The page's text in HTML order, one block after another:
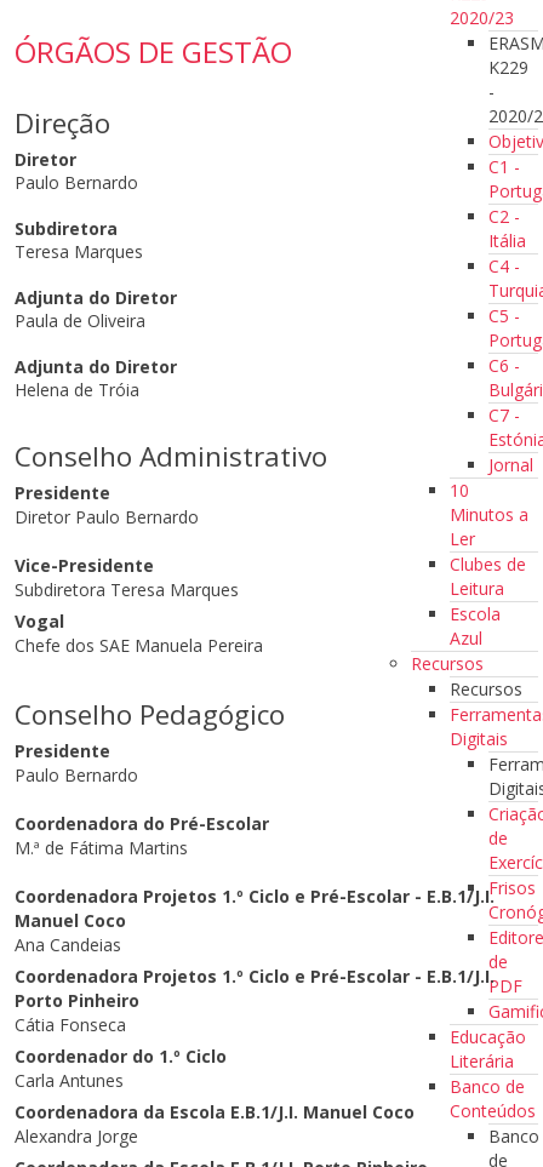
2020/23
K229
-
2020/
C1 -
C2 -
Itália
C4 -
C5 -
C6 -
C7 -
Jornal
10
Minutos a
Ler
Clubes de
Leitura
Escola
Azul
Recursos
Recursos
Digitais
de
Frisos
de
PDF
Educação
Literária
Banco de
Conteúdos
Banco
de
ÓRGÃOS DE GESTÃO
Direção
Diretor
Paulo Bernardo
Subdiretora
Teresa Marques
Adjunta do Diretor
Paula de Oliveira
Adjunta do Diretor
Helena de Tróia
Conselho Administrativo
Presidente
Diretor Paulo Bernardo
Vice-Presidente
Subdiretora Teresa Marques
Vogal
Chefe dos SAE Manuela Pereira
Conselho Pedagógico
Presidente
Paulo Bernardo
Coordenadora do Pré-Escolar
M.ª de Fátima Martins
Coordenadora Projetos 1.º Ciclo e Pré-Escolar - E.B.1/J.I.
Manuel Coco
Ana Candeias
Coordenadora Projetos 1.º Ciclo e Pré-Escolar - E.B.1/J.I.
Porto Pinheiro
Cátia Fonseca
Coordenador do 1.º Ciclo
Carla Antunes
Coordenadora da Escola E.B.1/J.I. Manuel Coco
Alexandra Jorge